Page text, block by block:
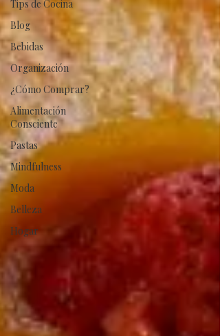
Tips de Cocina
Blog
Bebidas
Organización
¿Cómo Comprar?
Alimentación
Consciente
Pastas
Mindfulness
Moda
Belleza
Hogar